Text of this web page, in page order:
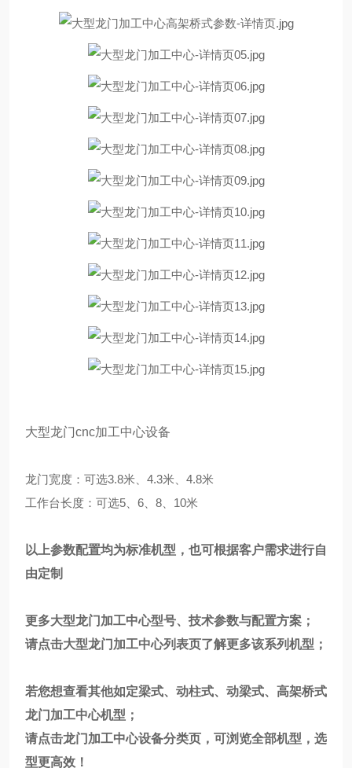
大型龙门cnc加工中心设备
龙门宽度：可选3.8米、4.3米、4.8米
工作台长度：可选5、6、8、10米
以上参数配置均为标准机型，也可根据客户需求进行自
由定制
更多大型龙门加工中心型号、技术参数与配置方案；
请点击大型龙门加工中心列表页了解更多该系列机型；
若您想查看其他如定梁式、动柱式、动梁式、高架桥式
龙门加工中心机型；
请点击龙门加工中心设备分类页，可浏览全部机型，选
型更高效！